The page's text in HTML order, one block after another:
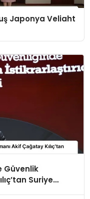
Japonya Veliaht
Güvenlik
Suriye